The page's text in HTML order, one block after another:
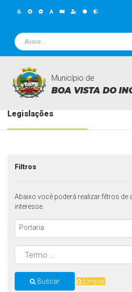
Município de
BOA VISTA DO
Legislações
Filtros
Abaixo você poderá realizar filtros de
interesse.
Portaria
Buscar Limpar